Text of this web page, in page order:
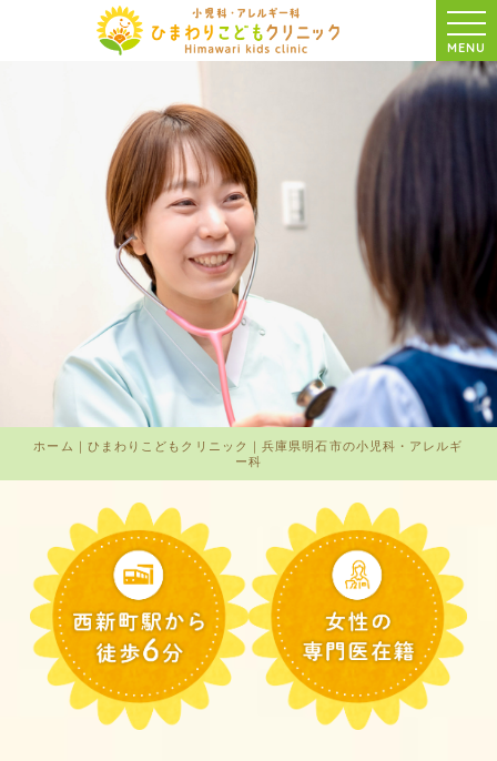
MENU
ホーム｜ひまわりこどもクリニック｜兵庫県明石市の小児科・アレルギ
ー科